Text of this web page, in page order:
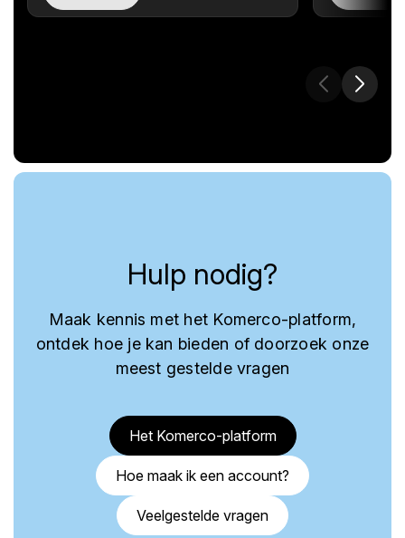
Hulp nodig?
Maak kennis met het Komerco-platform,
ontdek hoe je kan bieden of doorzoek onze
meest gestelde vragen
Het Komerco-platform
Hoe maak ik een account?
Veelgestelde vragen